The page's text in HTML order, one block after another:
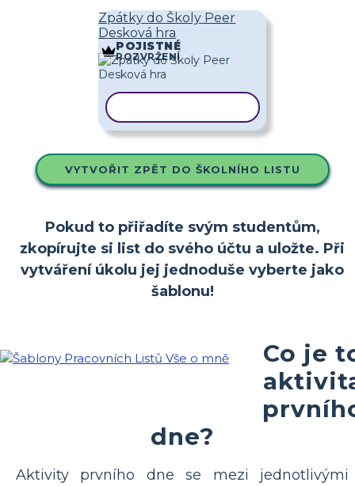
Zpátky do Školy Peer
Desková hra
POJISTNÉ
ROZVRŽENÍ
VYTVOŘIT ZPĚT DO ŠKOLNÍHO LISTU
Pokud to přiřadíte svým studentům,
zkopírujte si list do svého účtu a uložte. Při
vytváření úkolu jej jednoduše vyberte jako
šablonu!
Co je
dne?
Aktivity prvního dne se mezi jednotlivými